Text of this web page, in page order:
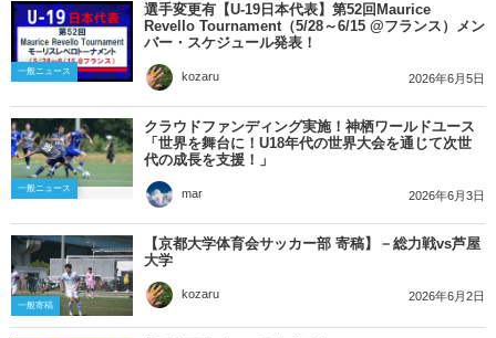
一般ニュース
選手変更有【U-19日本代表】第52回Maurice
Revello Tournament（5/28～6/15 @フランス）メン
バー・スケジュール発表！
kozaru 2026年6月5日
一般ニュース
クラウドファンディング実施！神栖ワールドユース
「世界を舞台に！U18年代の世界大会を通じて次世
代の成長を支援！」
mar 2026年6月3日
一般寄稿
【京都大学体育会サッカー部 寄稿】－総力戦vs芦屋
大学
kozaru 2026年6月2日